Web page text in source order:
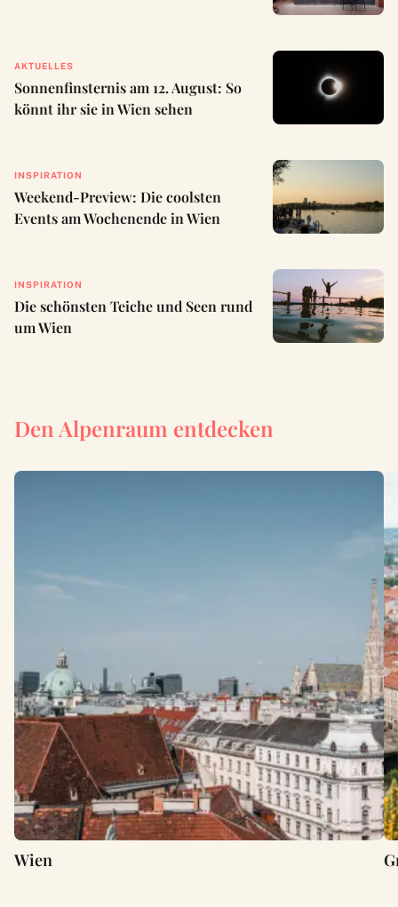
AKTUELLES
Sonnenfinsternis am 12. August: So
könnt ihr sie in Wien sehen
INSPIRATION
Weekend-Preview: Die coolsten
Events am Wochenende in Wien
INSPIRATION
Die schönsten Teiche und Seen rund
um Wien
Den Alpenraum entdecken
Wien